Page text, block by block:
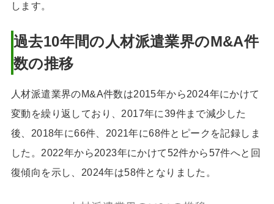
します。
過去10年間の人材派遣業界のM&A件
数の推移
人材派遣業界のM&A件数は2015年から2024年にかけて
変動を繰り返しており、2017年に39件まで減少した
後、2018年に66件、2021年に68件とピークを記録しま
した。2022年から2023年にかけて52件から57件へと回
復傾向を示し、2024年は58件となりました。